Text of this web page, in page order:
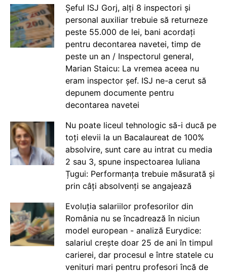
Șeful ISJ Gorj, alți 8 inspectori și
personal auxiliar trebuie să returneze
peste 55.000 de lei, bani acordați
pentru decontarea navetei, timp de
peste un an / Inspectorul general,
Marian Staicu: La vremea aceea nu
eram inspector șef. ISJ ne-a cerut să
depunem documente pentru
decontarea navetei
Nu poate liceul tehnologic să-i ducă pe
toți elevii la un Bacalaureat de 100%
absolvire, sunt care au intrat cu media
2 sau 3, spune inspectoarea Iuliana
Țugui: Performanța trebuie măsurată și
prin câți absolvenți se angajează
Evoluția salariilor profesorilor din
România nu se încadrează în niciun
model european - analiză Eurydice:
salariul crește doar 25 de ani în timpul
carierei, dar procesul e între statele cu
venituri mari pentru profesori încă de